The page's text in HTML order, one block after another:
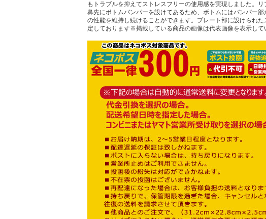
もトラブルを抑えてストレスフリーの使用感を実現しました。
鼻先にボトムバンパーを設けてあるため、ボトムにはバンパー
の性能を維持し続けることができます。プレート部に設けられ
定しております※掲載している商品の画像は代表画像を表示し